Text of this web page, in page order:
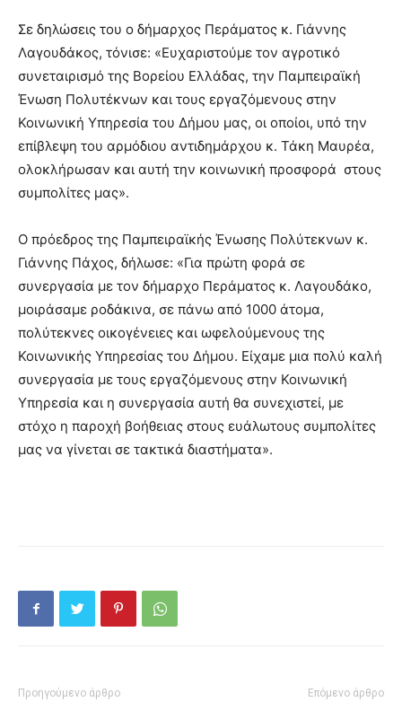
Σε δηλώσεις του ο δήμαρχος Περάματος κ. Γιάννης
Λαγουδάκος, τόνισε: «Ευχαριστούμε τον αγροτικό
συνεταιρισμό της Βορείου Ελλάδας, την Παμπειραϊκή
Ένωση Πολυτέκνων και τους εργαζόμενους στην
Κοινωνική Υπηρεσία του Δήμου μας, οι οποίοι, υπό την
επίβλεψη του αρμόδιου αντιδημάρχου κ. Τάκη Μαυρέα,
ολοκλήρωσαν και αυτή την κοινωνική προσφορά στους
συμπολίτες μας».
Ο πρόεδρος της Παμπειραϊκής Ένωσης Πολύτεκνων κ.
Γιάννης Πάχος, δήλωσε: «Για πρώτη φορά σε
συνεργασία με τον δήμαρχο Περάματος κ. Λαγουδάκο,
μοιράσαμε ροδάκινα, σε πάνω από 1000 άτομα,
πολύτεκνες οικογένειες και ωφελούμενους της
Κοινωνικής Υπηρεσίας του Δήμου. Είχαμε μια πολύ καλή
συνεργασία με τους εργαζόμενους στην Κοινωνική
Υπηρεσία και η συνεργασία αυτή θα συνεχιστεί, με
στόχο η παροχή βοήθειας στους ευάλωτους συμπολίτες
μας να γίνεται σε τακτικά διαστήματα».
Προηγούμενο άρθρο Επόμενο άρθρο